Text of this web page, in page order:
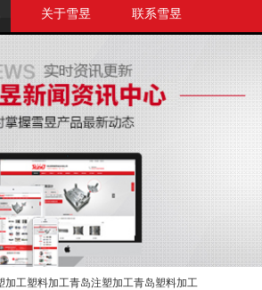
关于雪昱 联系雪昱
加工塑料加工青岛注塑加工青岛塑料加工